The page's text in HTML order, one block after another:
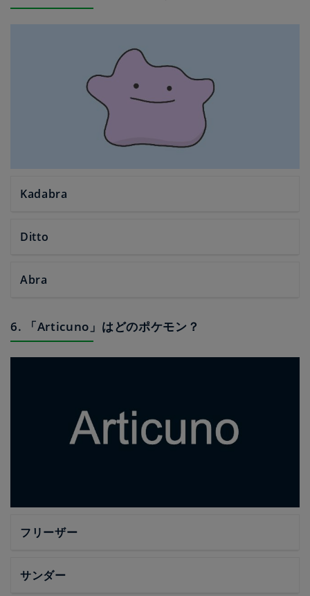
Kadabra
Ditto
Abra
6. 「Articuno」はどのポケモン？
フリーザー
サンダー